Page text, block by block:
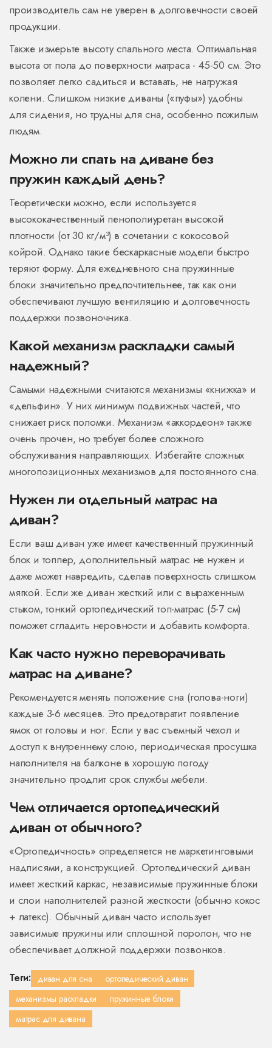
производитель сам не уверен в долговечности своей
продукции.
Также измерьте высоту спального места. Оптимальная
высота от пола до поверхности матраса - 45-50 см. Это
позволяет легко садиться и вставать, не нагружая
колени. Слишком низкие диваны («пуфы») удобны
для сидения, но трудны для сна, особенно пожилым
людям.
Можно ли спать на диване без
пружин каждый день?
Теоретически можно, если используется
высококачественный пенополиуретан высокой
плотности (от 30 кг/м³) в сочетании с кокосовой
койрой. Однако такие бескаркасные модели быстро
теряют форму. Для ежедневного сна пружинные
блоки значительно предпочтительнее, так как они
обеспечивают лучшую вентиляцию и долговечность
поддержки позвоночника.
Какой механизм раскладки самый
надежный?
Самыми надежными считаются механизмы «книжка» и
«дельфин». У них минимум подвижных частей, что
снижает риск поломки. Механизм «аккордеон» также
очень прочен, но требует более сложного
обслуживания направляющих. Избегайте сложных
многопозиционных механизмов для постоянного сна.
Нужен ли отдельный матрас на
диван?
Если ваш диван уже имеет качественный пружинный
блок и топпер, дополнительный матрас не нужен и
даже может навредить, сделав поверхность слишком
мягкой. Если же диван жесткий или с выраженным
стыком, тонкий ортопедический топ-матрас (5-7 см)
поможет сгладить неровности и добавить комфорта.
Как часто нужно переворачивать
матрас на диване?
Рекомендуется менять положение сна (голова-ноги)
каждые 3-6 месяцев. Это предотвратит появление
ямок от головы и ног. Если у вас съемный чехол и
доступ к внутреннему слою, периодическая просушка
наполнителя на балконе в хорошую погоду
значительно продлит срок службы мебели.
Чем отличается ортопедический
диван от обычного?
«Ортопедичность» определяется не маркетинговыми
надписями, а конструкцией. Ортопедический диван
имеет жесткий каркас, независимые пружинные блоки
и слои наполнителей разной жесткости (обычно кокос
+ латекс). Обычный диван часто использует
зависимые пружины или сплошной поролон, что не
обеспечивает должной поддержки позвонков.
Теги: диван для сна
ортопедический диван
механизмы раскладки
пружинные блоки
матрас для дивана